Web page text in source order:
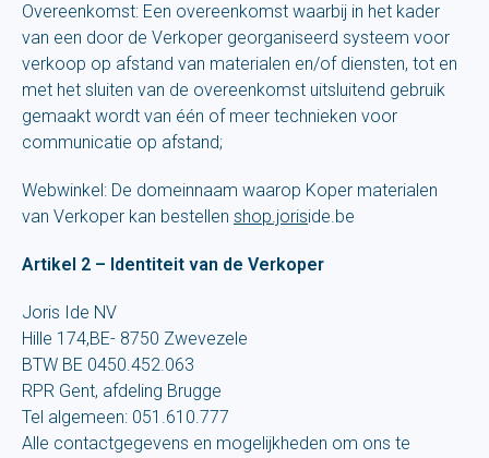
Overeenkomst: Een overeenkomst waarbij in het kader
van een door de Verkoper georganiseerd systeem voor
verkoop op afstand van materialen en/of diensten, tot en
met het sluiten van de overeenkomst uitsluitend gebruik
gemaakt wordt van één of meer technieken voor
communicatie op afstand;
Webwinkel: De domeinnaam waarop Koper materialen
van Verkoper kan bestellen shop.joriside.be
Artikel 2 – Identiteit van de Verkoper
Joris Ide NV
Hille 174,BE- 8750 Zwevezele
BTW BE 0450.452.063
RPR Gent, afdeling Brugge
Tel algemeen: 051.610.777
Alle contactgegevens en mogelijkheden om ons te